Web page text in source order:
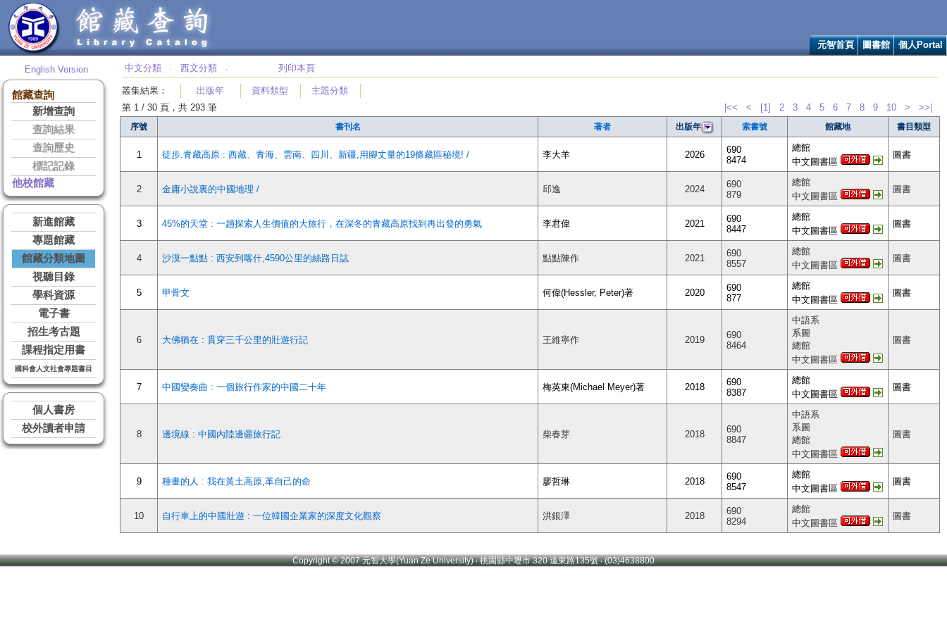
元智首頁 圖書館 個人Portal
English Version
館藏查詢
新增查詢
查詢結果
查詢歷史
標記記錄
他校館藏
新進館藏
專題館藏
館藏分類地圖
視聽目錄
學科資源
電子書
招生考古題
課程指定用書
國科會人文社會專題書目
個人書房
校外讀者申請
中文分類 ‧ 西文分類 ‧ 列印本頁
叢集結果 ： 出版年 資料類型
主題分類
第 1 / 30 頁，共 293 筆
|<< < [1] 2 3 4 5 6 7 8 9 10 > >>|
序號 書刊名 著者 出版年 索書號 館藏地 書目類型
1 徒步.青藏高原 : 西藏、青海、雲南、四川、新疆,用腳丈量的19條藏區秘境! / 李大羊 2026
690
8474
總館
中文圖書區
圖書
2 金庸小說裏的中國地理 / 邱逸 2024
690
879
總館
中文圖書區
圖書
3 45%的天堂 : 一趟探索人生價值的大旅行，在深冬的青藏高原找到再出發的勇氣 李君偉 2021
690
8447
總館
中文圖書區
圖書
4 沙漠一點點 : 西安到喀什,4590公里的絲路日誌 點點陳作 2021
690
8557
總館
中文圖書區
圖書
5 甲骨文 何偉(Hessler, Peter)著 2020
690
877
總館
中文圖書區
圖書
6 大佛猶在 : 貫穿三千公里的壯遊行記 王維寧作 2019
690
8464
中語系
系圖
總館
中文圖書區
圖書
7 中國變奏曲 : 一個旅行作家的中國二十年 梅英東(Michael Meyer)著 2018
690
8387
總館
中文圖書區
圖書
8 邊境線 : 中國內陸邊疆旅行記 柴春芽 2018
690
8847
中語系
系圖
總館
中文圖書區
圖書
9 種畫的人 : 我在黃土高原,革自己的命 廖哲琳 2018
690
8547
總館
中文圖書區
圖書
10 自行車上的中國壯遊 : 一位韓國企業家的深度文化觀察 洪銀澤 2018
690
8294
總館
中文圖書區
圖書
Copyright © 2007 元智大學(Yuan Ze University) ‧ 桃園縣中壢市 320 遠東路135號 ‧ (03)4638800